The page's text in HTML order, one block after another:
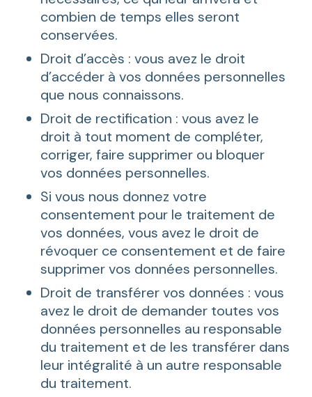
combien de temps elles seront
conservées.
Droit d’accès : vous avez le droit
d’accéder à vos données personnelles
que nous connaissons.
Droit de rectification : vous avez le
droit à tout moment de compléter,
corriger, faire supprimer ou bloquer
vos données personnelles.
Si vous nous donnez votre
consentement pour le traitement de
vos données, vous avez le droit de
révoquer ce consentement et de faire
supprimer vos données personnelles.
Droit de transférer vos données : vous
avez le droit de demander toutes vos
données personnelles au responsable
du traitement et de les transférer dans
leur intégralité à un autre responsable
du traitement.